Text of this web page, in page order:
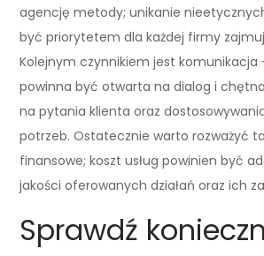
agencję metody; unikanie
być priorytetem dla każdej firmy
Kolejnym czynnikiem jest komunikacja
powinna być otwarta na dialog i
na pytania klienta oraz
potrzeb. Ostatecznie warto rozważyć
finansowe; koszt usług powinien być
jakości oferowanych działań oraz ich
Sprawdź